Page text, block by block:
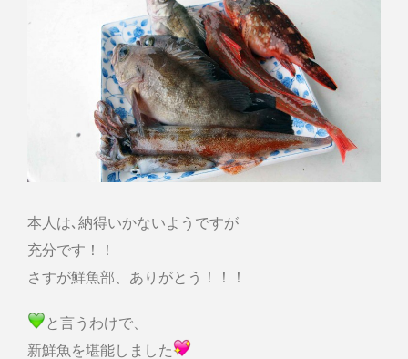
本人は､納得いかないようですが
充分です！！
さすが鮮魚部、ありがとう！！！
と言うわけで、
新鮮魚を堪能しました